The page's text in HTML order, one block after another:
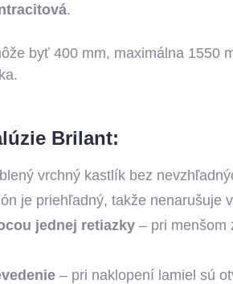
.
byť 400 mm, maximálna 1550
Brilant:
vrchný kastlík bez
je priehľadný, takže nenarušuje
jednej retiazky – pri menšom
– pri naklopení lamiel sú